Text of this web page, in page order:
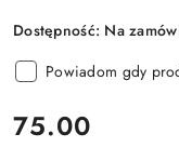
Dostępność: Na
Powiadom gdy
cena:
75.00